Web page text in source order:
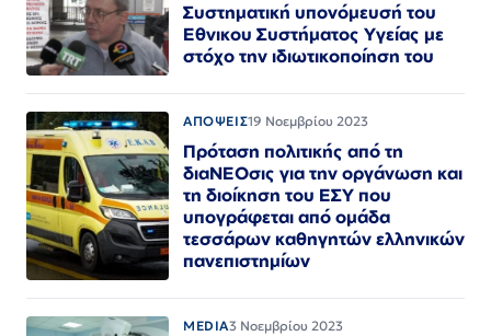
Συστηματική υπονόμευσή του
Εθνικου Συστήματος Υγείας με
στόχο την ιδιωτικοποίηση του
ΑΠΟΨΕΙΣ19 Νοεμβρίου 2023
Πρόταση πολιτικής από τη
διαΝΕΟσις για την οργάνωση και
τη διοίκηση του ΕΣΥ που
υπογράφεται από ομάδα
τεσσάρων καθηγητών ελληνικών
πανεπιστημίων
MEDIA3 Νοεμβρίου 2023